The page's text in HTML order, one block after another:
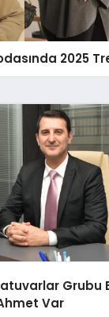
2025
Grubu
Var